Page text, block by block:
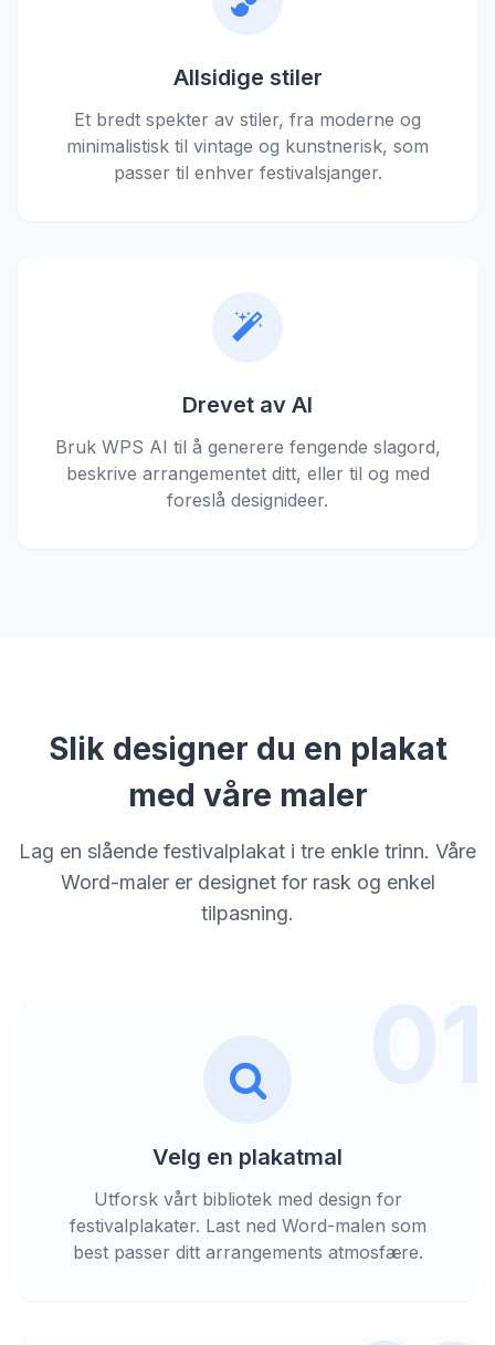
Allsidige stiler
Et bredt spekter av stiler, fra moderne og
minimalistisk til vintage og kunstnerisk, som
passer til enhver festivalsjanger.
Drevet av AI
Bruk WPS AI til å generere fengende slagord,
beskrive arrangementet ditt, eller til og med
foreslå designideer.
Slik designer du en plakat
med våre maler
Lag en slående festivalplakat i tre enkle trinn. Våre
Word-maler er designet for rask og enkel
tilpasning.
01
Velg en plakatmal
Utforsk vårt bibliotek med design for
festivalplakater. Last ned Word-malen som
best passer ditt arrangements atmosfære.